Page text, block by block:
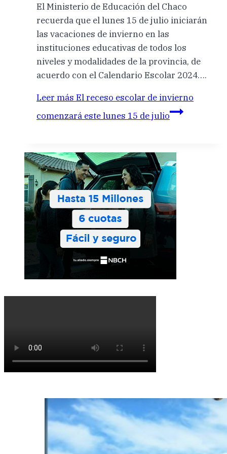
El Ministerio de Educación del Chaco
recuerda que el lunes 15 de julio iniciarán
las vacaciones de invierno en las
instituciones educativas de todos los
niveles y modalidades de la provincia, de
acuerdo con el Calendario Escolar 2024….
Leer más El receso escolar de invierno
comenzará este lunes 15 de julio